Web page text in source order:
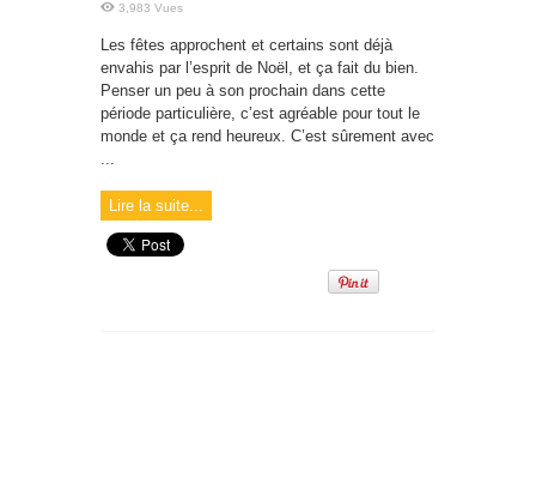
3,983 Vues
Les fêtes approchent et certains sont déjà
envahis par l’esprit de Noël, et ça fait du bien.
Penser un peu à son prochain dans cette
période particulière, c’est agréable pour tout le
monde et ça rend heureux. C’est sûrement avec
...
Lire la suite...